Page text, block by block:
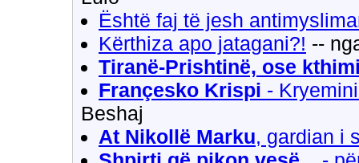
Është faj të jesh
Kërthiza apo jatagani?! --
Tiranë-Prishtinë, ose
Françesko Krispi -
Beshaj
At Nikollë Marku, gardian i